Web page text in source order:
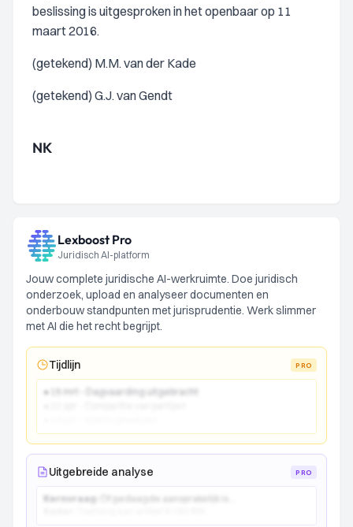
beslissing is uitgesproken in het openbaar op 11
maart 2016.
(getekend) M.M. van der Kade
(getekend) G.J. van Gendt
NK
Lexboost Pro
Juridisch AI-platform
Jouw complete juridische AI-werkruimte. Doe juridisch
onderzoek, upload en analyseer documenten en
onderbouw standpunten met jurisprudentie. Werk slimmer
met AI die het recht begrijpt.
Tijdlijn PRO
● 15 mrt - Dagvaarding uitgebracht
Uitgebreide analyse PRO
Kernvraag: